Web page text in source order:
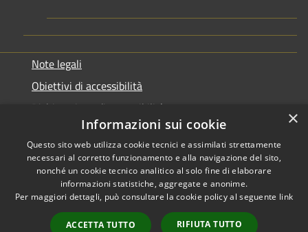
Note legali
Obiettivi di accessibilità
Dichiarazione di accessibilità
Accessibilità
Copyright © 2026 • Comune di
Genazzano • Powered by
Municipium•
Accesso
×
Informazioni sui cookie
Questo sito web utilizza cookie tecnici e assimilati strettamente
necessari al corretto funzionamento e alla navigazione del sito,
nonché un cookie tecnico analitico al solo fine di elaborare
informazioni statistiche, aggregate e anonime.
Per maggiori dettagli, può consultare la cookie policy al seguente link
ACCETTA TUTTO RIFIUTA TUTTO